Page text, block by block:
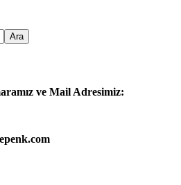
ve Mail Adresimiz: